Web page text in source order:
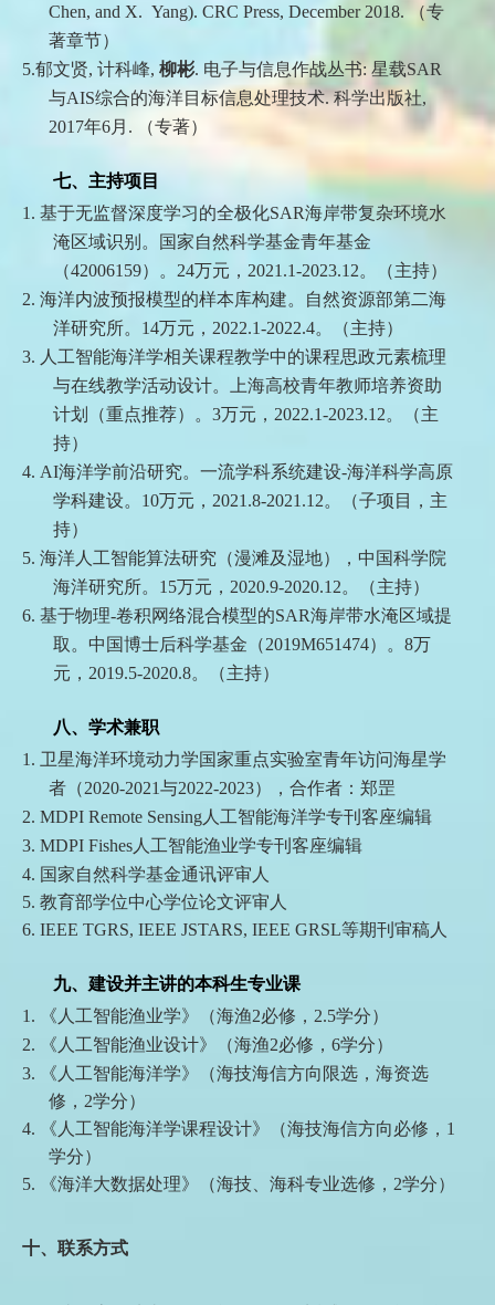
Chen, and X. Yang). CRC Press, December 2018. （专
著章节）
5.郁文贤, 计科峰, 柳彬. 电子与信息作战丛书: 星载SAR
与AIS综合的海洋目标信息处理技术.科学出版社,
2017年6月 . （专著）
七、 主持项目
1. 基于无监督深度学习的全极化SAR海岸带复杂环境水
淹区域识别。国家自然科学基金青年基金
（42006159）。 24万元， 2021.1-2023.12。（主持）
2. 海洋内波预报模型的样本库构建。自然资源部第二海
洋研究所。 14万元， 2022.1-2022.4。（主持）
3. 人工智能海洋学相关课程教学中的课程思政元素梳理
与在线教学活动设计。上海高校青年教师培养资助
计划（重点推荐）。 3万元， 2022.1-2023.12。（主
持）
4. AI海洋学前沿研究。一流学科系统建设-海洋科学高原
学科建设。 10万元， 2021.8-2021.12。（子项目，主
持）
5. 海洋人工智能算法研究（漫滩及湿地），中国科学院
海洋研究所。 15万元， 2020.9-2020.12。（主持）
6. 基于物理-卷积网络混合模型的SAR海岸带水淹区域提
取。中国博士后科学基金（2019M651474）。 8万
元， 2019.5-2020.8。（主持）
八、 学术兼职
1. 卫星海洋环境动力学国家重点实验室青年访问海星学
者（2020-2021与2022-2023）
，合作者：郑罡
2. MDPI Remote Sensing 人工智能海洋学专刊客座编辑
3. MDPI Fishes 人工智能渔业学专刊客座编辑
4. 国家自然科学基金通讯评审人
5. 教育部学位中心学位论文评审人
6. IEEE TGRS, IEEE JSTARS, IEEE GRSL等期刊审稿人
九、建设并主讲的本科生专业课
1.
《人工智能渔业学》（海渔2必修， 2.5学分）
2.
《人工智能渔业设计》（海渔2必修， 6学分）
3.
《人工智能海洋学》（海技海信方向限选，海资选
修， 2学分）
4.
《人工智能海洋学课程设计》（海技海信方向必修，1
学分）
5. 《海洋大数据处理》（海技、海科专业选修， 2学分）
十、联系方式